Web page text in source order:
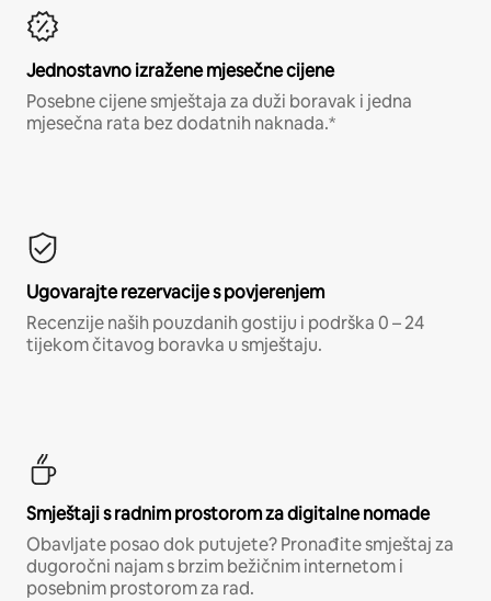
Jednostavno izražene mjesečne cijene
Posebne cijene smještaja za duži boravak i jedna
mjesečna rata bez dodatnih naknada.*
Ugovarajte rezervacije s povjerenjem
Recenzije naših pouzdanih gostiju i podrška 0 – 24
tijekom čitavog boravka u smještaju.
Smještaji s radnim prostorom za digitalne nomade
Obavljate posao dok putujete? Pronađite smještaj za
dugoročni najam s brzim bežičnim internetom i
posebnim prostorom za rad.